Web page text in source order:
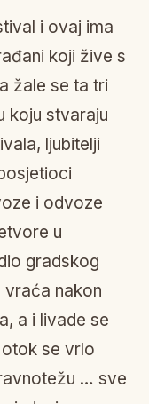
i ovaj ima
koji žive s
žale se ta tri
koju stvaraju
ljubitelji
i odvoze
u
gradskog
nakon
a i livade se
se vrlo
… sve